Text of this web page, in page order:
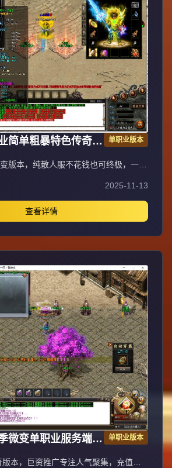
简单粗暴特色传奇版
单职业版本
版本，纯散人服不花钱也可终极，一切
发轻松300+收入。每天稳定四区开放
22:30），每个地图终极福利BOSS每
攻沙奖励RMB 588无封顶。市场最强封
报，提醒设置二级密码防扫号。适度游
享受健康生活。
2025-11-13
查看详情
微变单职业服务端
单职业版本
本，巨资推广专注人气聚集，充值比